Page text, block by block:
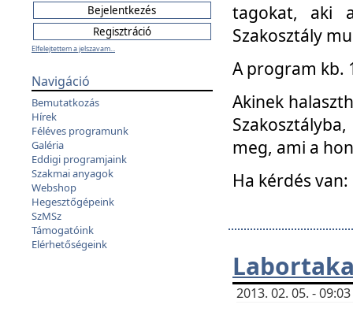
Elfelejtettem a jelszavam...
Navigáció
Bemutatkozás
Hírek
Féléves programunk
Galéria
Eddigi programjaink
Szakmai anyagok
Webshop
Hegesztőgépeink
SzMSz
Támogatóink
Elérhetőségeink
tagokat, aki
Szakosztály
A program kb.
Akinek
meg, ami a
Ha kérdés
2013. 02. 05. -